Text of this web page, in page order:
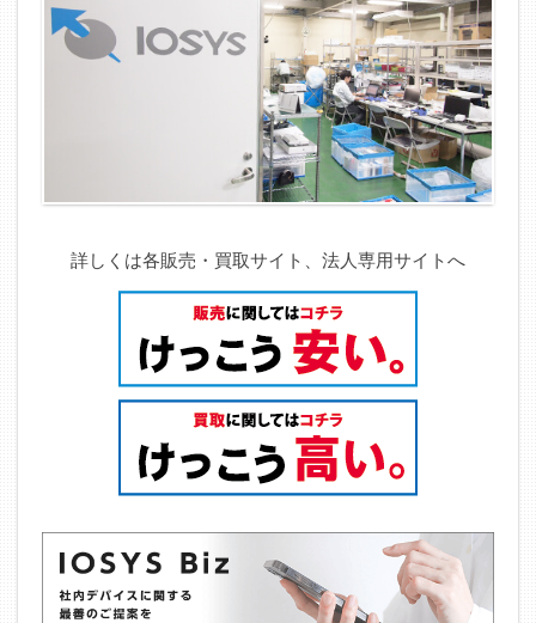
詳しくは各販売・買取サイト、法人専用サイトへ